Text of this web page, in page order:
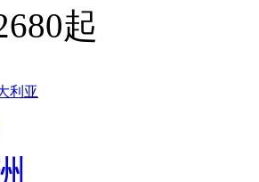
起
利亚